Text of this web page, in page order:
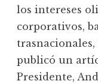
los intereses
corporativos,
publicó un
Presidente,